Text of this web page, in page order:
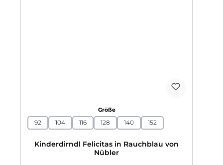
Größeauswählen
92 104 116 128 140 152
Kinderdirndl Felicitas in Rauchblau von
Nübler